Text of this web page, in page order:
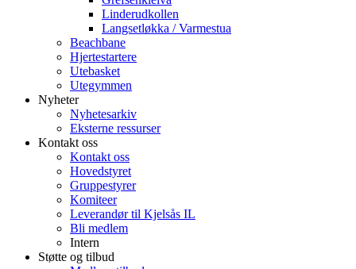
Linderudkollen
Langsetløkka / Varmestua
Beachbane
Hjertestartere
Utebasket
Utegymmen
Nyheter
Nyhetesarkiv
Eksterne ressurser
Kontakt oss
Kontakt oss
Hovedstyret
Gruppestyrer
Komiteer
Leverandør til Kjelsås IL
Bli medlem
Intern
Støtte og tilbud